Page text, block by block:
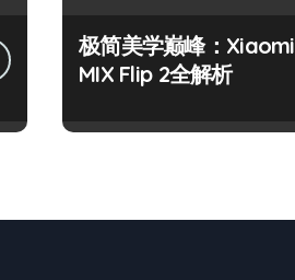
极简美学巅峰：Xiaomi
MIX Flip 2全解析